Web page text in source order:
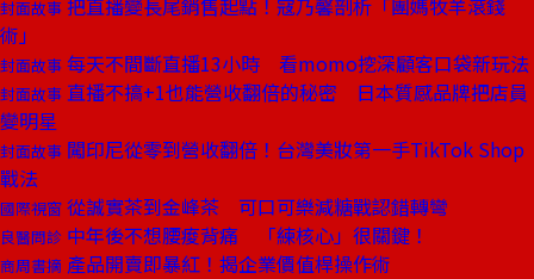
封面故事 把直播變長尾銷售起點！寇乃馨剖析「團媽牧羊滾錢
術」
封面故事 每天不間斷直播13小時 看momo挖深顧客口袋新玩法
封面故事 直播不搞+1也能營收翻倍的秘密 日本質感品牌把店員
變明星
封面故事 闖印尼從零到營收翻倍！台灣美妝第一手TikTok Shop
戰法
國際視窗 從誠實茶到金峰茶 可口可樂減糖戰認錯轉彎
良醫問診 中年後不想腰痠背痛 「練核心」很關鍵！
商周書摘 產品開賣即暴紅！揭企業價值桿操作術